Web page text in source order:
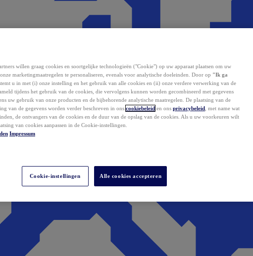
willen graag cookies en soortgelijke technologieën ("Cookie") op uw apparaat plaatsen om uw
marketingmaatregelen te personaliseren, evenals voor analytische doeleinden. Door op "Ik ga
u in met (i) onze instelling en het gebruik van alle cookies en (ii) onze verdere verwerking van de
tijdens het gebruik van de cookies, die vervolgens kunnen worden gecombineerd met gegevens
uw gebruik van onze producten en de bijbehorende analytische maatregelen. De plaatsing van de
van de gegevens worden verder beschreven in ons cookiebeleid en ons privacybeleid , met name wat
de ontvangers van de cookies en de duur van de opslag van de cookies. Als u uw voorkeuren wilt
van cookies aanpassen in de Cookie-instellingen.
Impressum
Cookie-instellingen Alle cookies accepteren